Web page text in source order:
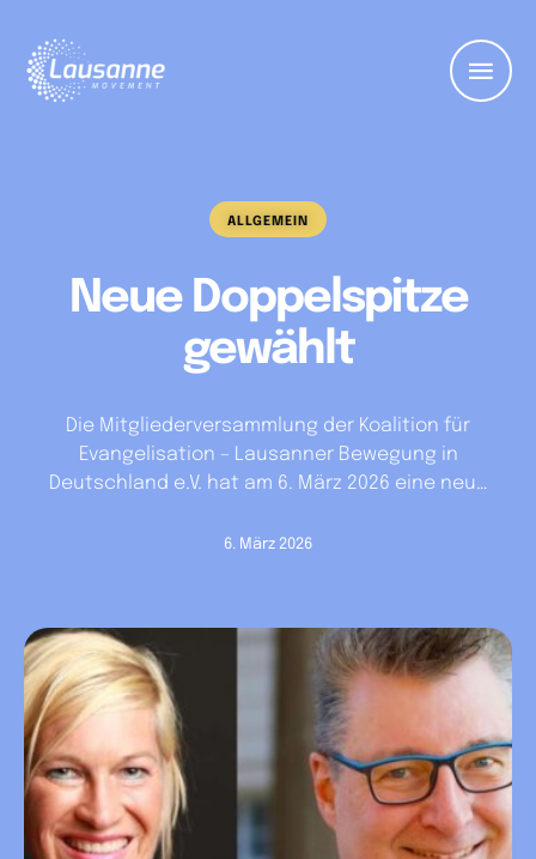
ALLGEMEIN
Neue Doppelspitze
gewählt
Die Mitgliederversammlung der Koalition für
Evangelisation – Lausanner Bewegung in
Deutschland e.V. hat am 6. März 2026 eine neue
Vorsitzenden gewählt und folgt damit auf
Schlamm wurde zum stellvertretenden
Vorsitzenden gewählt und übernimmt dieses
Amt als Nachfolger …
6. März 2026